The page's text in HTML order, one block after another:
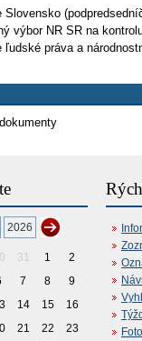
Slovensko
výbor NR SR na
ľudské práva a
31 1
2
7 8
9
14 15
16
21 22
23